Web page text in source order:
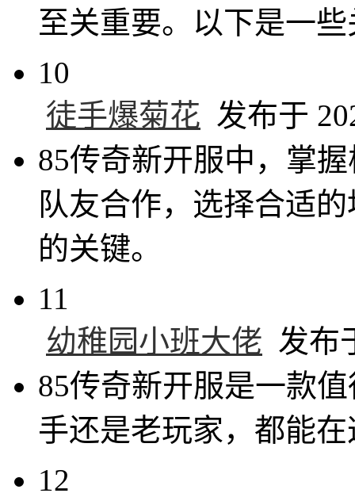
至关重要。以下是一
10
徒手爆菊花 发布于
85传奇新开服中，掌
队友合作，选择合适
的关键。
11
幼稚园小班大佬 发布
85传奇新开服是一款
手还是老玩家，都能
12